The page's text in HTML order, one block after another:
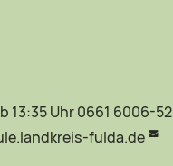
13:35 Uhr 0661 6006-
fulda.de